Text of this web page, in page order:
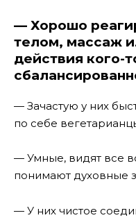
— Хорошо
телом, массаж
действия кого-
— Зачастую у них
по себе
— Умные, видят все
понимают духовные
— У них чистое